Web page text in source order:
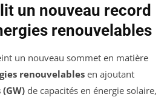
un nouveau record
renouvelables
un nouveau sommet en matière
renouvelables en ajoutant
de capacités en énergie solaire,